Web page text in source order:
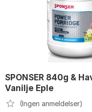
SPONSER 840g &
Vanilje Eple
(Ingen anmeldelser)